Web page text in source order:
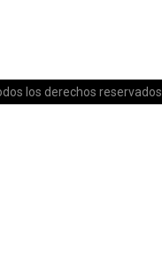
los derechos reservados